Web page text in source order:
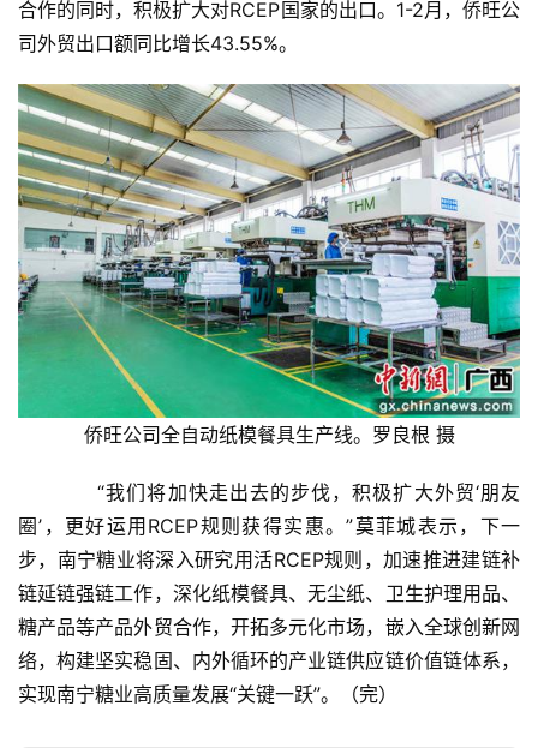
首
页
糖
网
公
众
报
价
专
题
合作的同时，积极扩大对RCEP国家的出口。1-2月，侨旺公
司外贸出口额同比增长43.55%。
侨旺公司全自动纸模餐具生产线。罗良根 摄
“我们将加快走出去的步伐，积极扩大外贸‘朋友
圈’，更好运用RCEP规则获得实惠。”莫菲城表示，下一
步，南宁糖业将深入研究用活RCEP规则，加速推进建链补
链延链强链工作，深化纸模餐具、无尘纸、卫生护理用品、
糖产品等产品外贸合作，开拓多元化市场，嵌入全球创新网
络，构建坚实稳固、内外循环的产业链供应链价值链体系，
实现南宁糖业高质量发展“关键一跃”。（完）